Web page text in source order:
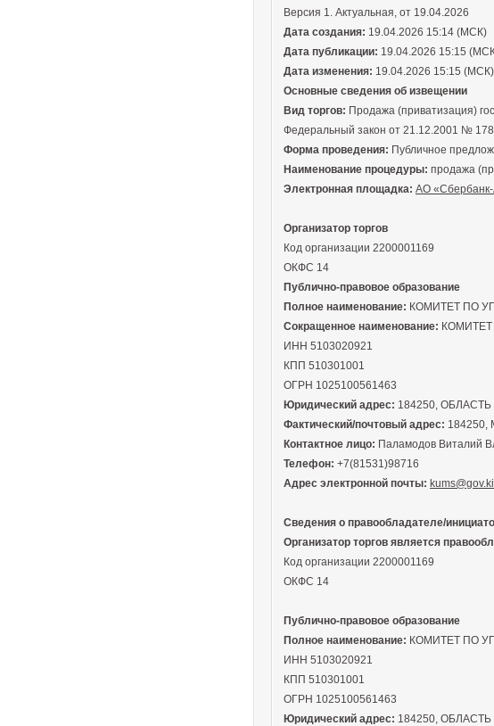
Версия 1. Актуальная, от 19.04.2026
Дата создания: 19.04.2026 15:14 (МСК)
Дата публикации: 19.04.2026 15:15
Дата изменения: 19.04.2026 15:15 (МСК)
Основные сведения об извещении
Вид торгов: Продажа (приватизация)
Федеральный закон от 21.12.2001 №
Форма проведения: Публичное
Наименование процедуры: продажа
Электронная площадка: АО
Организатор торгов
Код организации 2200001169
ОКФС 14
Публично-правовое образование
Полное наименование: КОМИТЕТ ПО
Сокращенное наименование:
ИНН 5103020921
КПП 510301001
ОГРН 1025100561463
Юридический адрес: 184250,
Фактический/почтовый адрес: 184250,
Контактное лицо: Паламодов Виталий
Телефон: +7(81531)98716
Адрес электронной почты:
Сведения о правообладателе/
Организатор торгов является
Код организации 2200001169
ОКФС 14
Публично-правовое образование
Полное наименование: КОМИТЕТ ПО
ИНН 5103020921
КПП 510301001
ОГРН 1025100561463
Юридический адрес: 184250,